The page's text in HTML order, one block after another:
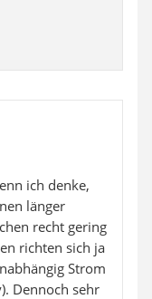
ich denke,
länger
recht gering
richten sich ja
Strom
Dennoch sehr